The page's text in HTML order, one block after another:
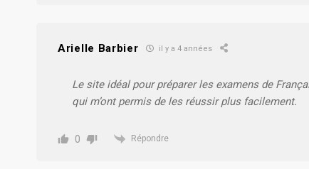
Arielle Barbier il y a 4 années
Le site idéal pour préparer les examens de
qui m’ont permis de les réussir plus facilement.
0 Répondre